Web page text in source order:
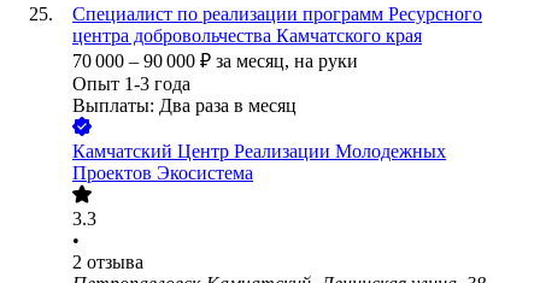
Специалист по реализации программ Ресурсного
центра добровольчества Камчатского края
70 000 – 90 000 ₽ за месяц, на руки
Опыт 1-3 года
Выплаты: Два раза в месяц
Камчатский Центр Реализации Молодежных
Проектов Экосистема
3.3
•
2 отзыва